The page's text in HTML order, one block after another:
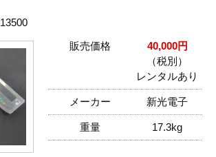
販売価格
40,000円
（税別）
レンタルあり
メーカー 新光電子
重量 17.3kg